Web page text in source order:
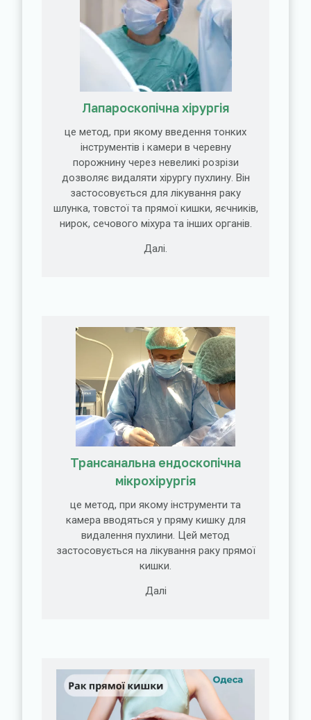
Лапароскопічна хірургія
це метод, при якому введення тонких
інструментів і камери в черевну
порожнину через невеликі розрізи
дозволяє видаляти хірургу пухлину. Він
застосовується для лікування раку
шлунка, товстої та прямої кишки, яєчників,
нирок, сечового міхура та інших органів.
Далі.
Трансанальна ендоскопічна
мікрохірургія
це метод, при якому інструменти та
камера вводяться у пряму кишку для
видалення пухлини. Цей метод
застосовується на лікування раку прямої
кишки.
Далі